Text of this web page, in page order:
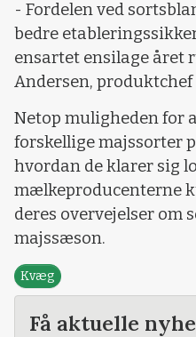
- Fordelen ved
bedre
ensartet ensilage året
Andersen,
Netop muligheden for
forskellige majssorter
hvordan de klarer sig
mælkeproducenterne
deres overvejelser om
majssæson.
Kvæg
Få aktuelle